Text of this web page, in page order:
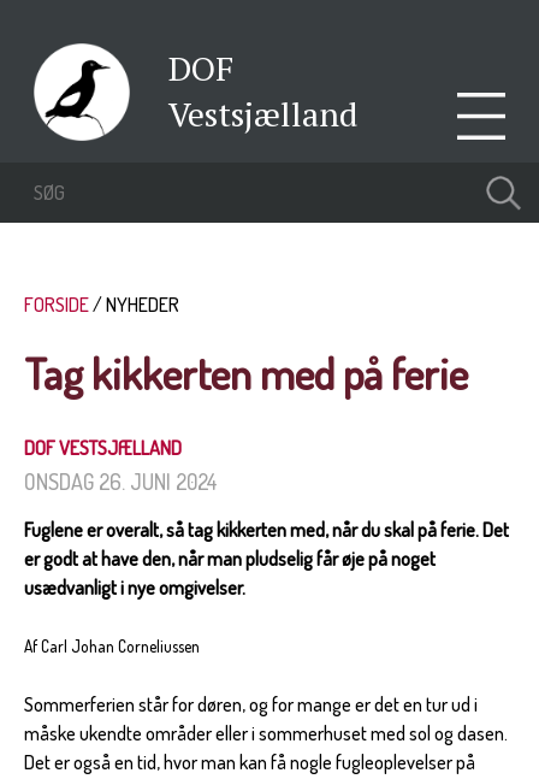
DOF
Vestsjælland
FORSIDE NYHEDER
Tag kikkerten med på ferie
DOF VESTSJÆLLAND
ONSDAG 26. JUNI 2024
Fuglene er overalt, så tag kikkerten med, når du skal på ferie. Det
er godt at have den, når man pludselig får øje på noget
usædvanligt i nye omgivelser.
Af Carl Johan Corneliussen
Sommerferien står for døren, og for mange er det en tur ud i
måske ukendte områder eller i sommerhuset med sol og dasen.
Det er også en tid, hvor man kan få nogle fugleoplevelser på